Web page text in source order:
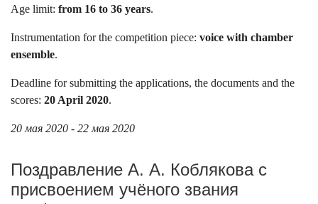
Age limit: from 16 to 36 years.
Instrumentation for the competition piece: voice with chamber
ensemble.
Deadline for submitting the applications, the documents and the
scores: 20 April 2020.
20 мая 2020 - 22 мая 2020
Поздравление А. А. Коблякова с
присвоением учёного звания